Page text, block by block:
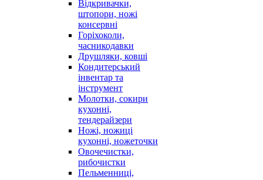
Відкривачки,
штопори, ножі
консервні
Горіхоколи,
часникодавки
Друшляки, ковші
Кондитерський
інвентар та
інструмент
Молотки, сокири
кухонні,
тендерайзери
Ножі, ножиці
кухонні, ножеточки
Овочечистки,
рибочистки
Пельменниці,